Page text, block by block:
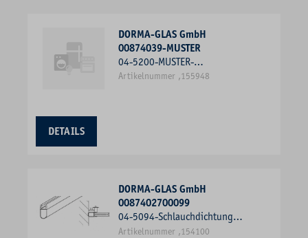
DORMA-GLAS GmbH
00874039-MUSTER
04-5200-MUSTER-
ANSCHLAGDICHTUNG DORMA-
Artikelnummer ,155948
DETAILS
DORMA-GLAS GmbH
0087402700099
04-5094-Schlauchdichtung
kurzer Glaseinstand
Artikelnummer ,154100